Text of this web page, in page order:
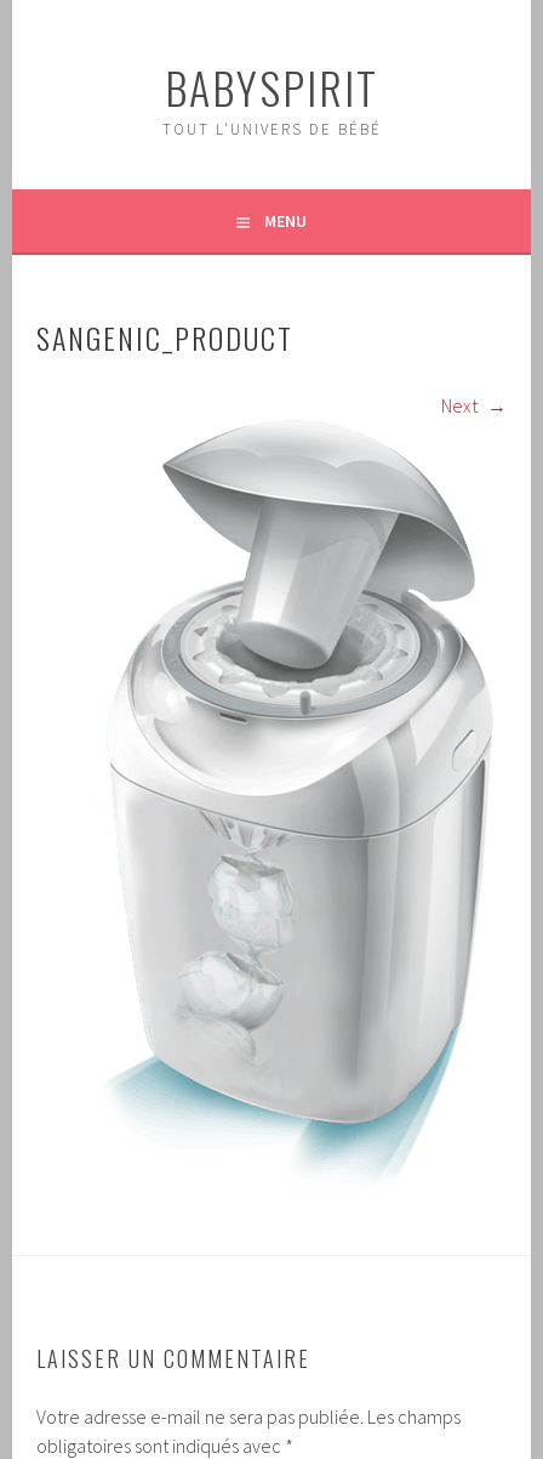
BABYSPIRIT
TOUT L'UNIVERS DE BÉBÉ
MENU
SANGENIC_PRODUCT
Next
LAISSER UN COMMENTAIRE
Votre adresse e-mail ne sera pas publiée. Les champs
obligatoires sont indiqués avec *